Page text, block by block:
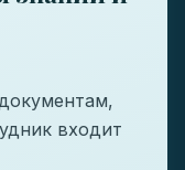
входит